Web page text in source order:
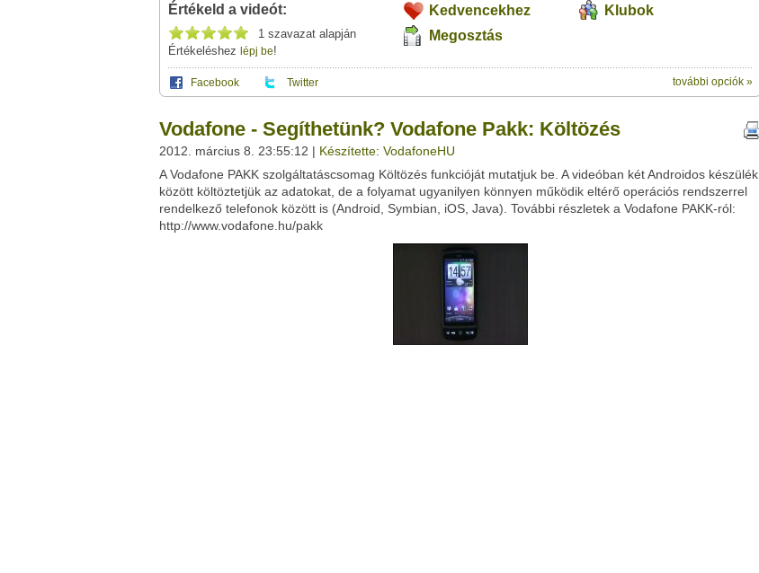
Értékeld a videót:
1 szavazat alapján
Értékeléshez lépj be!
Kedvencekhez
Klubok
Megosztás
Facebook Twitter további opciók »
saját leveleződet,vagy
ezt a felületet:
Neved:
E-mail címed:
Címzett e-mail címe:
Üzenet (opcionális):
Google
Ez a videó nem még nem tartozik egy klubhoz sem.
Ha van egy kis időd,nézz szét meglévő klubjaink között!
Vodafone - Segíthetünk? Vodafone Pakk: Költözés
2012. március 8. 23:55:12 | Készítette: VodafoneHU
A Vodafone PAKK szolgáltatáscsomag Költözés funkcióját mutatjuk be. A videóban két Androidos készülék
között költöztetjük az adatokat, de a folyamat ugyanilyen könnyen működik eltérő operációs rendszerrel
rendelkező telefonok között is (Android, Symbian, iOS, Java). További részletek a Vodafone PAKK-ról:
http://www.vodafone.hu/pakk